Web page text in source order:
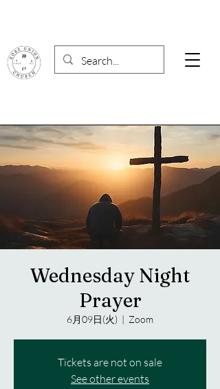
Wednesday Night
Prayer
6月09日(火)
  |
Zoom
Tickets are not on sale
See other events